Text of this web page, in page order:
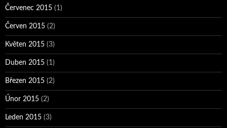
Červenec 2015 (1)
Červen 2015 (2)
Květen 2015 (3)
Duben 2015 (1)
Březen 2015 (2)
Únor 2015 (2)
Leden 2015 (3)